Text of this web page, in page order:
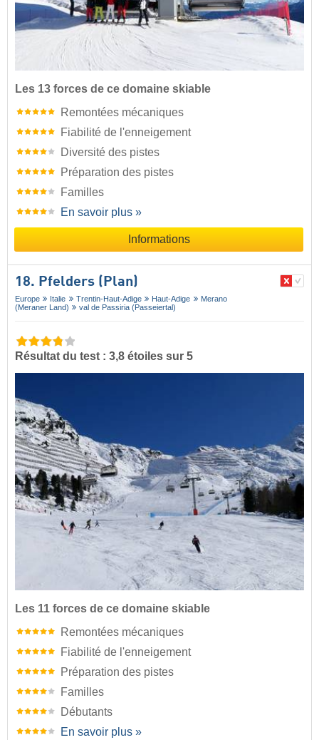
Les 13 forces de ce domaine skiable
Remontées mécaniques
Fiabilité de l'enneigement
Diversité des pistes
Préparation des pistes
Familles
En savoir plus »
Informations
18. Pfelders (Plan)
Europe Italie Trentin-Haut-Adige Haut-Adige
Merano
(Meraner Land)
val de Passiria (Passeiertal)
Résultat du test : 3,8 étoiles sur 5
Les 11 forces de ce domaine skiable
Remontées mécaniques
Fiabilité de l'enneigement
Préparation des pistes
Familles
Débutants
En savoir plus »